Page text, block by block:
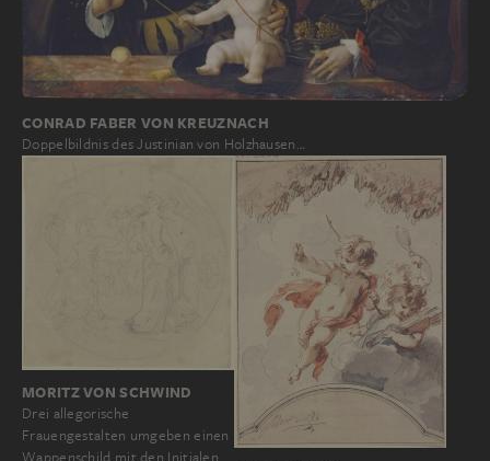
CONRAD FABER VON KREUZNACH
Doppelbildnis des Justinian von Holzhausen…
MORITZ VON SCHWIND
Drei allegorische
Frauengestalten umgeben einen
Wappenschild mit den Initialen